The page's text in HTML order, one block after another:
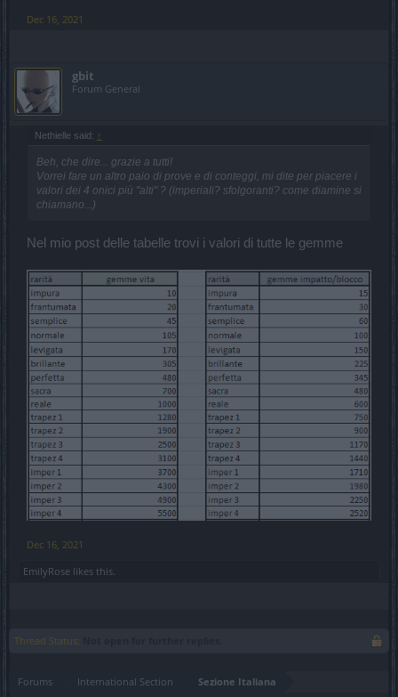
Dec 16, 2021
gbit
Forum General
Nethielle said: ↑
Beh, che dire... grazie a tutti!
Vorrei fare un altro paio di prove e di conteggi, mi dite per piacere i
valori dei 4 onici più "alti" ? (imperiali? sfolgoranti? come diamine si
chiamano...)
Nel mio post delle tabelle trovi i valori di tutte le gemme
Dec 16, 2021
EmilyRose likes this.
Thread Status:
Forums International Section Sezione Italiana